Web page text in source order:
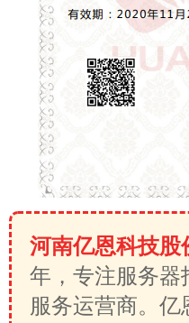
河南亿恩科技股
年，专注服务器
服务运营商。